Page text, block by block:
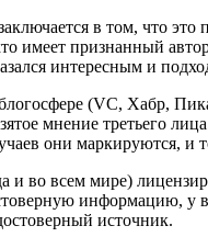
в том, что
имеет признанный
интересным и
(VC, Хабр,
мнение третьего
они маркируются, и
во всем мире)
информацию, у
источник.